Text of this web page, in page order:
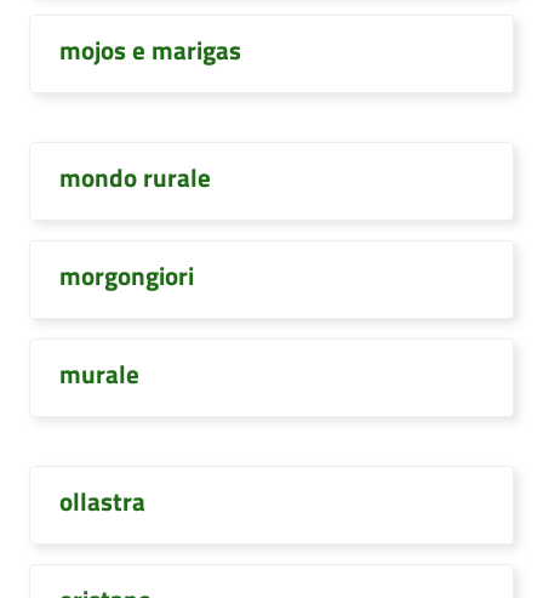
mojos e marigas
mondo rurale
morgongiori
murale
ollastra